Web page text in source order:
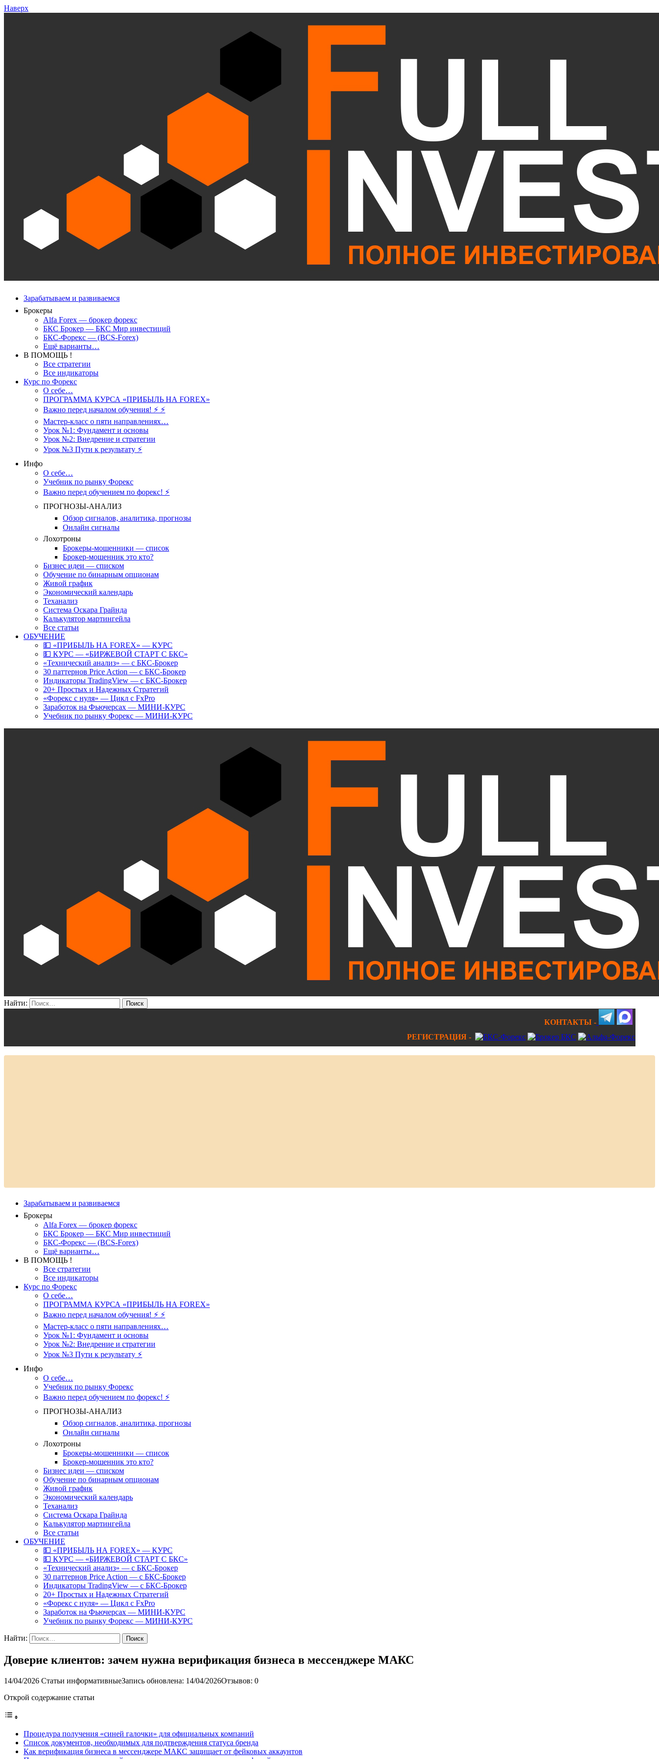
Наверх
Зарабатываем и развиваемся
Брокеры
Alfa Forex — брокер форекс
БКС Брокер — БКС Мир инвестиций
БКС-Форекс — (BCS-Forex)
Ещё варианты…
В ПОМОЩЬ !
Все стратегии
Все индикаторы
Курс по Форекс
О себе…
ПРОГРАММА КУРСА «ПРИБЫЛЬ НА FOREX»
Важно перед началом обучения! ⚡ ⚡
Мастер-класс о пяти направлениях…
Урок №1: Фундамент и основы
Урок №2: Внедрение и стратегии
Урок №3 Пути к результату ⚡️
Инфо
О себе…
Учебник по рынку Форекс
Важно перед обучением по форекс! ⚡
ПРОГНОЗЫ-АНАЛИЗ
Обзор сигналов, аналитика, прогнозы
Онлайн сигналы
Лохотроны
Брокеры-мошенники — список
Брокер-мошенник это кто?
Бизнес идеи — списком
Обучение по бинарным опционам
Живой график
Экономический календарь
Теханализ
Система Оскара Грайнда
Калькулятор мартингейла
Все статьи
ОБУЧЕНИЕ
💵 «ПРИБЫЛЬ НА FOREX» — КУРС
💵 КУРС — «БИРЖЕВОЙ СТАРТ С БКС»
«Технический анализ» — с БКС-Брокер
30 паттернов Price Action — с БКС-Брокер
Индикаторы TradingView — с БКС-Брокер
20+ Простых и Надежных Стратегий
«Форекс с нуля» — Цикл с FxPro
Заработок на Фьючерсах — МИНИ-КУРС
Учебник по рынку Форекс — МИНИ-КУРС
Найти:
КОНТАКТЫ -
РЕГИСТРАЦИЯ -
Зарабатываем и развиваемся
Брокеры
Alfa Forex — брокер форекс
БКС Брокер — БКС Мир инвестиций
БКС-Форекс — (BCS-Forex)
Ещё варианты…
В ПОМОЩЬ !
Все стратегии
Все индикаторы
Курс по Форекс
О себе…
ПРОГРАММА КУРСА «ПРИБЫЛЬ НА FOREX»
Важно перед началом обучения! ⚡ ⚡
Мастер-класс о пяти направлениях…
Урок №1: Фундамент и основы
Урок №2: Внедрение и стратегии
Урок №3 Пути к результату ⚡️
Инфо
О себе…
Учебник по рынку Форекс
Важно перед обучением по форекс! ⚡
ПРОГНОЗЫ-АНАЛИЗ
Обзор сигналов, аналитика, прогнозы
Онлайн сигналы
Лохотроны
Брокеры-мошенники — список
Брокер-мошенник это кто?
Бизнес идеи — списком
Обучение по бинарным опционам
Живой график
Экономический календарь
Теханализ
Система Оскара Грайнда
Калькулятор мартингейла
Все статьи
ОБУЧЕНИЕ
💵 «ПРИБЫЛЬ НА FOREX» — КУРС
💵 КУРС — «БИРЖЕВОЙ СТАРТ С БКС»
«Технический анализ» — с БКС-Брокер
30 паттернов Price Action — с БКС-Брокер
Индикаторы TradingView — с БКС-Брокер
20+ Простых и Надежных Стратегий
«Форекс с нуля» — Цикл с FxPro
Заработок на Фьючерсах — МИНИ-КУРС
Учебник по рынку Форекс — МИНИ-КУРС
Найти:
Доверие клиентов: зачем нужна верификация бизнеса в мессенджере МАКС
14/04/2026 Статьи информативныеЗапись обновлена: 14/04/2026Отзывов: 0
Открой содержание статьи
Процедура получения «синей галочки» для официальных компаний
Список документов, необходимых для подтверждения статуса бренда
Как верификация бизнеса в мессенджере МАКС защищает от фейковых аккаунтов